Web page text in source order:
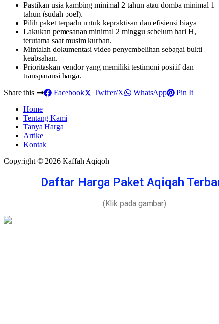
Pastikan usia kambing minimal 2 tahun atau domba minimal 1
tahun (sudah poel).
Pilih paket terpadu untuk kepraktisan dan efisiensi biaya.
Lakukan pemesanan minimal 2 minggu sebelum hari H,
terutama saat musim kurban.
Mintalah dokumentasi video penyembelihan sebagai bukti
keabsahan.
Prioritaskan vendor yang memiliki testimoni positif dan
transparansi harga.
Share this
Facebook Twitter/X WhatsApp
Pin It
Home
Tentang Kami
Tanya Harga
Artikel
Kontak
Copyright © 2026 Kaffah Aqiqoh
Daftar Harga Paket Aqiqah
(Klik pada gambar)